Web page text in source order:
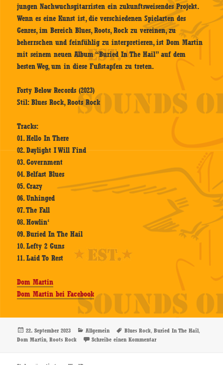
jungen Nachwuchsgitarristen ein zukunftsweisendes Projekt.
Wenn es eine Kunst ist, die verschiedenen Spielarten des
Genres, im Bereich Blues, Roots, Rock zu vereinen, zu
beherrschen und feinfühlig zu interpretieren, ist Dom Martin
mit seinem neuen Album “Buried In The Hail” auf dem
besten Weg, um in diese Fußstapfen zu treten.
Forty Below Records (2023)
Stil: Blues Rock, Roots Rock
Tracks:
01. Hello In There
02. Daylight I Will Find
03. Government
04. Belfast Blues
05. Crazy
06. Unhinged
07. The Fall
08. Howlin‘
09. Buried In The Hail
10. Lefty 2 Guns
11. Laid To Rest
Dom Martin
Dom Martin bei Facebook
Veröffentlicht
am
22. September 2023 Kategorien
Allgemein Schlagwörter
Blues Rock,Buried In The Hail,
Dom Martin,Roots Rock Schreibe einen Kommentarzu Dom Martin – Buried In